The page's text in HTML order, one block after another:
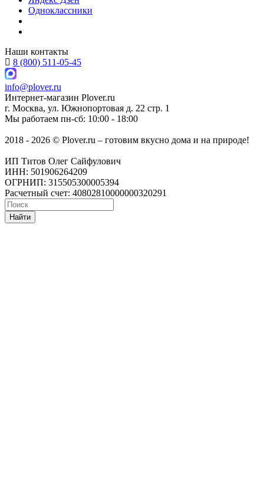
Одноклассники
Наши контакты
8 (800) 511-05-45
info@plover.ru
Интернет-магазин Plover.ru
г. Москва, ул. Южнопортовая д. 22 стр. 1
Мы работаем пн-сб: 10:00 - 18:00
2018 - 2026 © Plover.ru – готовим вкусно дома и на природе!
ИП Титов Олег Сайфулович
ИНН: 501906264209
ОГРНИП: 315505300005394
Расчетный счет: 40802810000000320291
Найти